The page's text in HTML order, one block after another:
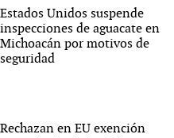
Estados Unidos suspende
inspecciones de aguacate en
Michoacán por motivos de
seguridad
Rechazan en EU exención